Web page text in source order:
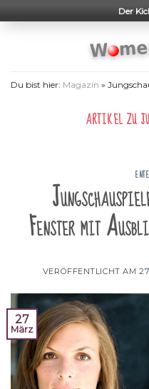
to
Der
Du bist hier: Magazin »
ARTIKEL ZU
Fenster mit
VERÖFFENTLICHT AM
27
März